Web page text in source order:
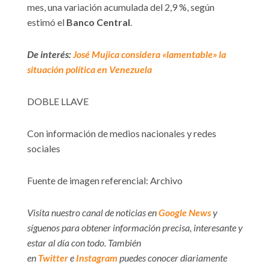
mes, una variación acumulada del 2,9 %, según
estimó el Banco Central.
De interés:José Mujica considera «lamentable» la
situación política en Venezuela
DOBLE LLAVE
Con información de medios nacionales y redes
sociales
Fuente de imagen referencial: Archivo
Visita nuestro canal de noticias enGoogle Newsy
síguenos para obtener información precisa, interesante y
estar al día con todo. También
en Twittere Instagram puedes conocer diariamente